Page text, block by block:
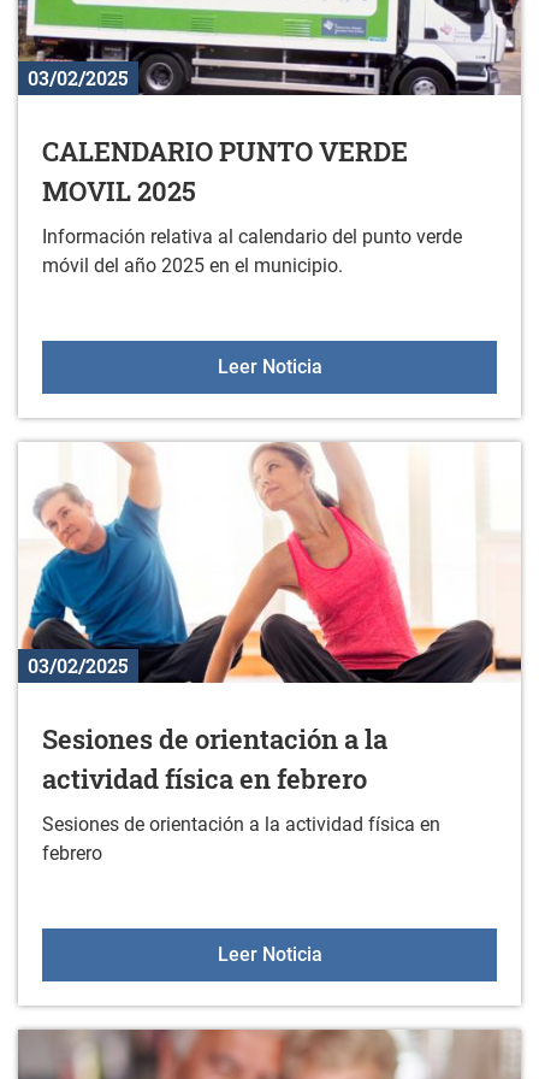
03/02/2025
CALENDARIO PUNTO VERDE
MOVIL 2025
Información relativa al calendario del punto verde
móvil del año 2025 en el municipio.
Leer NoticiaCALENDARIO PUNTO
03/02/2025
Sesiones de orientación a la
actividad física en febrero
Sesiones de orientación a la actividad física en
febrero
Leer NoticiaSesiones de